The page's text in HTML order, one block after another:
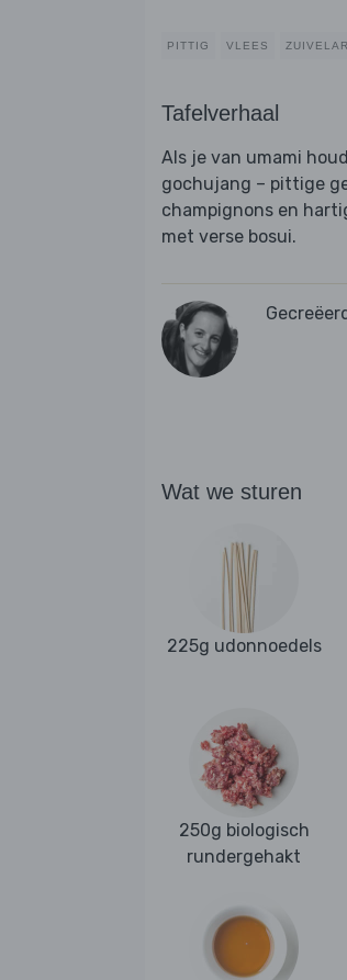
PITTIG VLEES
Tafelverhaal
Als je van umami
gochujang – pittige
champignons en
met verse bosui.
Wat we sturen
225g udonnoedels
250g biologisch
rundergehakt